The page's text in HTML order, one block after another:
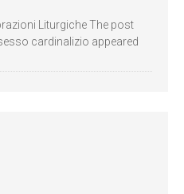
Liturgiche The post
cardinalizio appeared